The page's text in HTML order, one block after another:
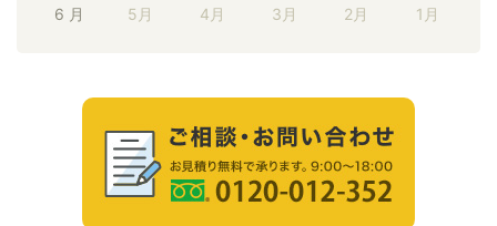
6 月 5月 4月 3月 2月 1月